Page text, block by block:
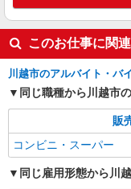
降
円 ■惣菜 時給1,330円〜1,580円（曜日・時間帯に
よる
土曜＋
時
給
円 ★
集内
キープ
アルバイト パート
ヤオコー 川越新宿店
ス
日・
給
このお仕事に関
川越市のアルバイト・バ
同じ職種から川越市
販
コンビニ・スーパー
同じ雇用形態から川